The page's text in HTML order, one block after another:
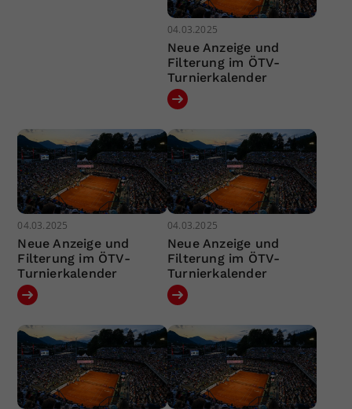
04.03.2025
Neue Anzeige und
Filterung im ÖTV-
Turnierkalender
04.03.2025
Neue Anzeige und
Filterung im ÖTV-
Turnierkalender
04.03.2025
Neue Anzeige und
Filterung im ÖTV-
Turnierkalender